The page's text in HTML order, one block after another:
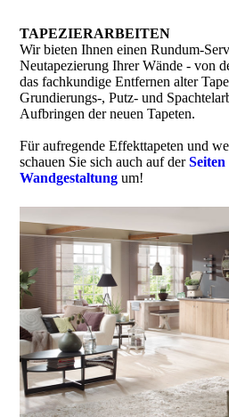
TAPEZIERARBEITEN
Wir bieten Ihnen einen Rundum-
Neutapezierung Ihrer Wände - von
das fachkundige Entfernen alter
Grundierungs-, Putz- und
Aufbringen der neuen Tapeten.
Für aufregende Effekttapeten und
schauen Sie sich auch auf der
Wandgestaltung um!